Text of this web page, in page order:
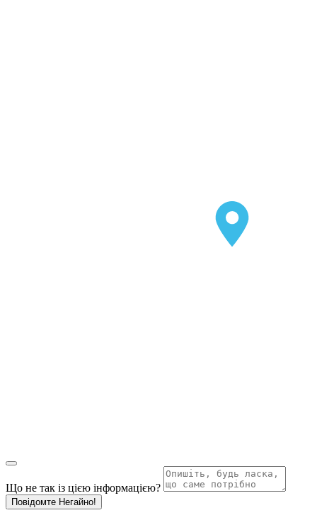
Що не так із цією інформацією?
Повідомте Негайно!